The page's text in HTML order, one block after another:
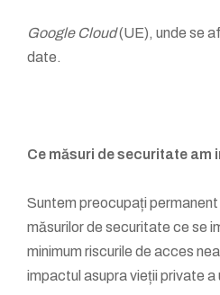
Google Cloud(UE), unde se
date.
Ce măsuri de securitate am
Suntem preocupați
măsurilor de securitate ce se
minimum riscurile de acces
impactul asupra vieții private a